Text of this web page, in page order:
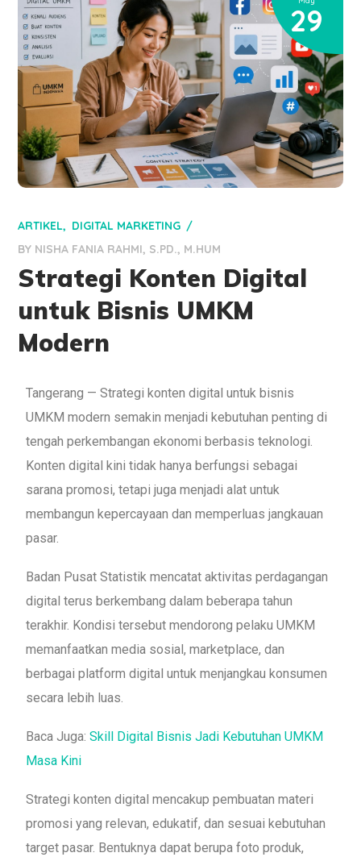
29
ARTIKEL
DIGITAL MARKETING
BY NISHA FANIA RAHMI, S.PD., M.HUM
Strategi Konten Digital
untuk Bisnis UMKM
Modern
Tangerang — Strategi konten digital untuk bisnis
UMKM modern semakin menjadi kebutuhan penting di
tengah perkembangan ekonomi berbasis teknologi.
Konten digital kini tidak hanya berfungsi sebagai
sarana promosi, tetapi juga menjadi alat untuk
membangun kepercayaan dan memperluas jangkauan
pasar.
Badan Pusat Statistik mencatat aktivitas perdagangan
digital terus berkembang dalam beberapa tahun
terakhir. Kondisi tersebut mendorong pelaku UMKM
memanfaatkan media sosial, marketplace, dan
berbagai platform digital untuk menjangkau konsumen
secara lebih luas.
Baca Juga:Skill Digital Bisnis Jadi Kebutuhan UMKM
Masa Kini
Strategi konten digital mencakup pembuatan materi
promosi yang relevan, edukatif, dan sesuai kebutuhan
target pasar. Bentuknya dapat berupa foto produk,